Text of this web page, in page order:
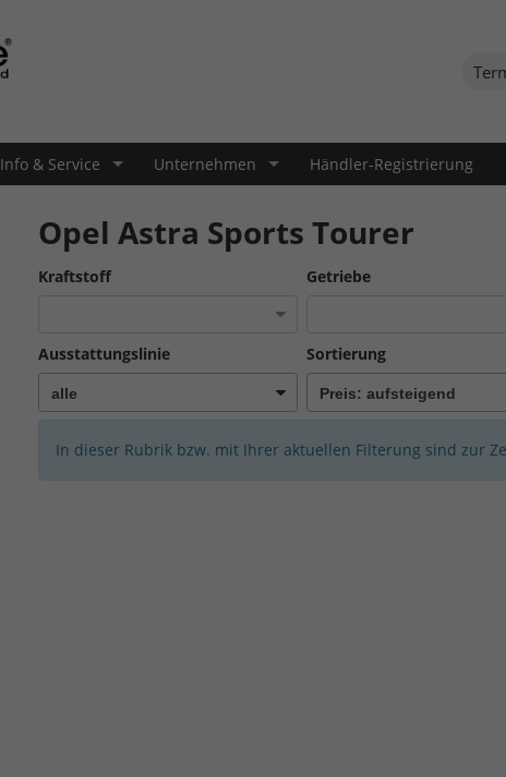
Info & Service Unternehmen Händler-Registrierung
Opel Astra Sports Tourer
Kraftstoff Getriebe
Ausstattungslinie Sortierung
In dieser Rubrik bzw. mit Ihrer aktuellen Filterung sind zur